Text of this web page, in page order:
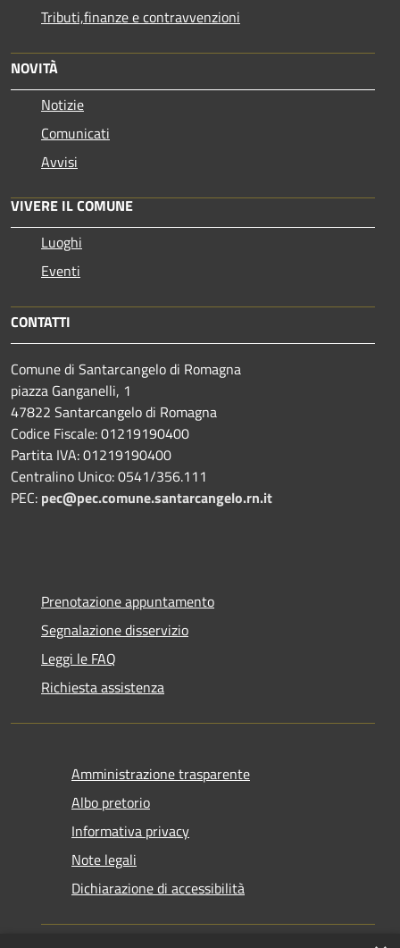
Tributi,finanze e contravvenzioni
NOVITÀ
Notizie
Comunicati
Avvisi
VIVERE IL COMUNE
Luoghi
Eventi
CONTATTI
Comune di Santarcangelo di Romagna
piazza Ganganelli, 1
47822 Santarcangelo di Romagna
Codice Fiscale: 01219190400
Partita IVA: 01219190400
Centralino Unico: 0541/356.111
PEC: pec@pec.comune.santarcangelo.rn.it
Prenotazione appuntamento
Segnalazione disservizio
Leggi le FAQ
Richiesta assistenza
Amministrazione trasparente
Albo pretorio
Informativa privacy
Note legali
Dichiarazione di accessibilità